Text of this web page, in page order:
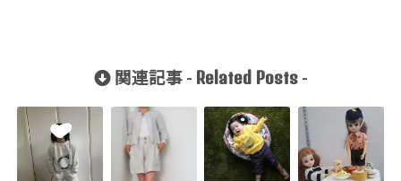
関連記事 - Related Posts-